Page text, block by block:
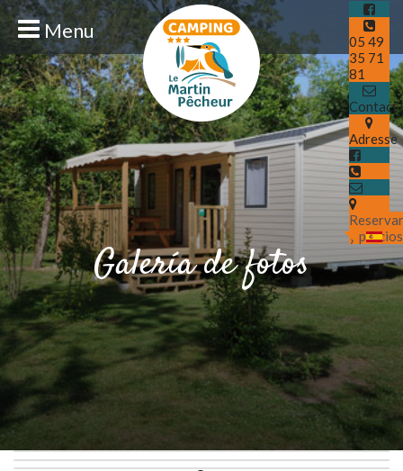
Menu
05 49
35 71
81
Contact
Adresse
y precios
Galería de fotos